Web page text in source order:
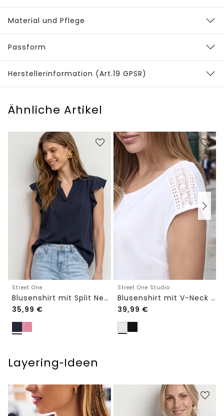
Material und Pflege
Passform
Herstellerinformation (Art.19 GPSR)
Ähnliche Artikel
Street One
Blusenshirt mit Split Neck und Volant-Ärmeln
35,99 €
Street One Studio
Blusenshirt mit V-Neck und Spitze
39,99 €
Layering‑Ideen